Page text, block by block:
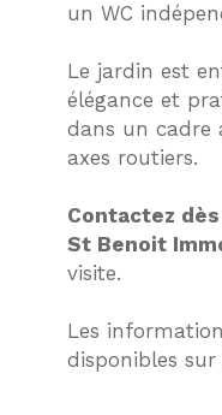
un WC
Le jardin est
élégance et
dans un cadre
axes routiers.
Contactez
St Benoit
visite.
Les
disponibles sur